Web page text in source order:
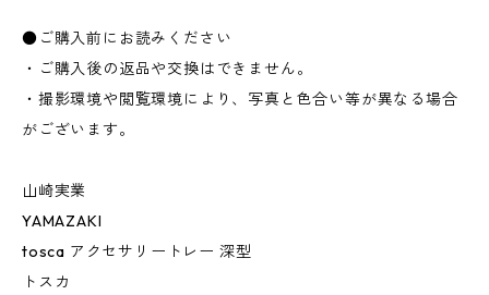
●ご購入前にお読みください
・ご購入後の返品や交換はできません。
・撮影環境や閲覧環境により、写真と色合い等が異なる場合
がございます。
山崎実業
YAMAZAKI
tosca アクセサリートレー 深型
トスカ